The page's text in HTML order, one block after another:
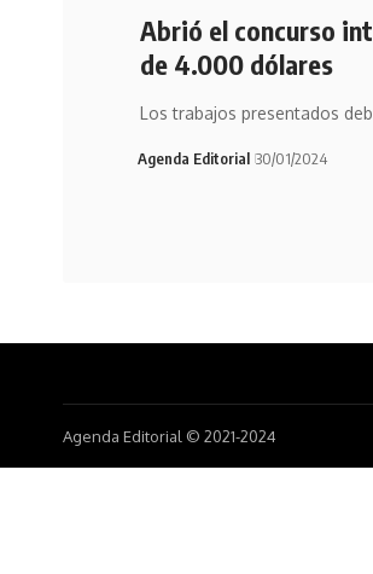
Abrió el concurso
de 4.000 dólares
Los trabajos presentados
Agenda Editorial 30/01/2024
Agenda Editorial © 2021-2024